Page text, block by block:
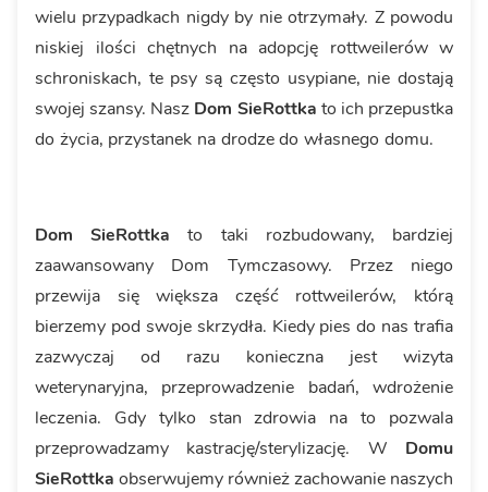
wielu przypadkach nigdy by nie otrzymały. Z powodu
niskiej ilości chętnych na adopcję rottweilerów w
schroniskach, te psy są często usypiane, nie dostają
swojej szansy. Nasz Dom SieRottka to ich przepustka
do życia, przystanek na drodze do własnego domu.
Dom SieRottka to taki rozbudowany, bardziej
zaawansowany Dom Tymczasowy. Przez niego
przewija się większa część rottweilerów, którą
bierzemy pod swoje skrzydła. Kiedy pies do nas trafia
zazwyczaj od razu konieczna jest wizyta
weterynaryjna, przeprowadzenie badań, wdrożenie
leczenia. Gdy tylko stan zdrowia na to pozwala
przeprowadzamy kastrację/sterylizację. W Domu
SieRottka obserwujemy również zachowanie naszych